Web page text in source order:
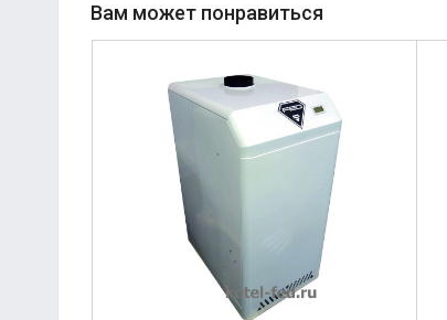
Вам может понравиться